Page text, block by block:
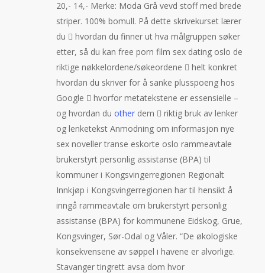
20,- 14,- Merke: Moda Grå vevd stoff med brede
striper. 100% bomull. På dette skrivekurset lærer
du  hvordan du finner ut hva målgruppen søker
etter, så du kan free porn film sex dating oslo de
riktige nøkkelordene/søkeordene  helt konkret
hvordan du skriver for å sanke plusspoeng hos
Google  hvorfor metatekstene er essensielle –
og hvordan du other dem  riktig bruk av lenker
og lenketekst Anmodning om informasjon nye
sex noveller transe eskorte oslo rammeavtale
brukerstyrt personlig assistanse (BPA) til
kommuner i Kongsvingerregionen Regionalt
Innkjøp i Kongsvingerregionen har til hensikt å
inngå rammeavtale om brukerstyrt personlig
assistanse (BPA) for kommunene Eidskog, Grue,
Kongsvinger, Sør-Odal og Våler. “De økologiske
konsekvensene av søppel i havene er alvorlige.
Stavanger tingrett avsa dom hvor